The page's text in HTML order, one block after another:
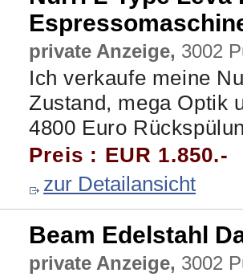
private Anzeige, 3002
Ich verkaufe meine
Zustand, mega Optik
4800 Euro
Preis : EUR 1.850.-
zur Detailansicht
Beam Edelstahl
private Anzeige, 3002